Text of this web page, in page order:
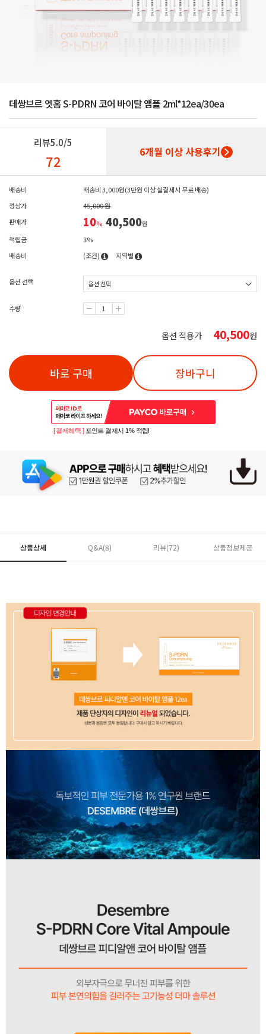
데쌍브르 엣홈 S-PDRN 코어 바이탈 앰플 2ml*12ea/30ea
리뷰5.0/5
72 6개월 이상 사용후기
배송비
배송비 3,000원(3만원 이상 실결제시 무료 배송)
정상가
45,000 원
판매가
10% 40,500원
적립금
3%
배송비
(조건) 지역별
옵션 선택
수량
옵션 적용가 40,500원
바로 구매 장바구니
페이코 ID로 페
PAYCO 바로구매
[ 결제혜택 ] 포인트 결제시 1% 적립!
상품상세 Q&A(8) 리뷰(72) 상품정보제공